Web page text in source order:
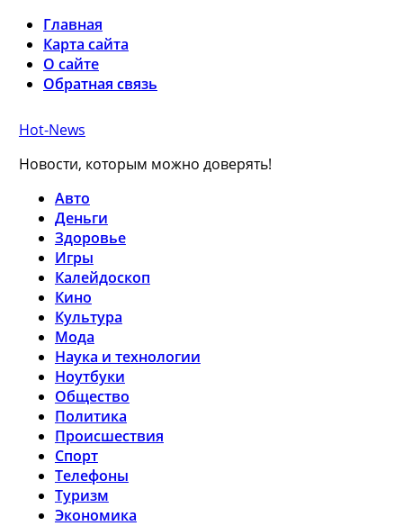
Главная
Карта сайта
О сайте
Обратная связь
Hot-News
Новости, которым можно доверять!
Авто
Деньги
Здоровье
Игры
Калейдоскоп
Кино
Культура
Мода
Наука и технологии
Ноутбуки
Общество
Политика
Происшествия
Спорт
Телефоны
Туризм
Экономика